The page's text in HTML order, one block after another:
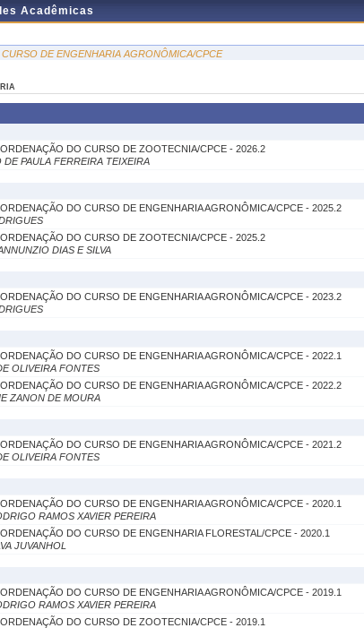
Acadêmicas
DE ENGENHARIA AGRONÔMICA/CPCE
DO CURSO DE ZOOTECNIA/CPCE - 2026.2
PAULA FERREIRA TEIXEIRA
DO CURSO DE ENGENHARIA AGRONÔMICA/CPCE - 2025.2
DO CURSO DE ZOOTECNIA/CPCE - 2025.2
DIAS E SILVA
DO CURSO DE ENGENHARIA AGRONÔMICA/CPCE - 2023.2
DO CURSO DE ENGENHARIA AGRONÔMICA/CPCE - 2022.1
OLIVEIRA FONTES
DO CURSO DE ENGENHARIA AGRONÔMICA/CPCE - 2022.2
ZANON DE MOURA
DO CURSO DE ENGENHARIA AGRONÔMICA/CPCE - 2021.2
OLIVEIRA FONTES
DO CURSO DE ENGENHARIA AGRONÔMICA/CPCE - 2020.1
RAMOS XAVIER PEREIRA
DO CURSO DE ENGENHARIA FLORESTAL/CPCE - 2020.1
JUVANHOL
DO CURSO DE ENGENHARIA AGRONÔMICA/CPCE - 2019.1
RAMOS XAVIER PEREIRA
DO CURSO DE ZOOTECNIA/CPCE - 2019.1